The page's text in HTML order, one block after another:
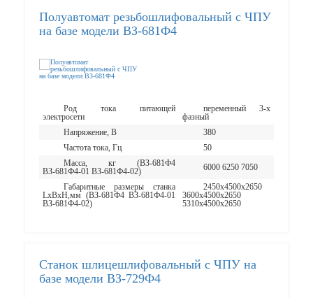
Полуавтомат резьбошлифовальный с ЧПУ
на базе модели ВЗ-681Ф4
Род тока питающей
электросети
переменный 3-х
фазный
Напряжение, В
380
Частота тока, Гц
50
Масса, кг (ВЗ-681Ф4
ВЗ-681Ф4-01 ВЗ-681Ф4-02)
6000 6250 7050
Габаритные размеры станка
LxBxH,мм (ВЗ-681Ф4 ВЗ-681Ф4-01
ВЗ-681Ф4-02)
2450х4500х2650
3600х4500х2650
5310х4500х2650
Cтанок шлицешлифовальный с ЧПУ на
базе модели ВЗ-729Ф4